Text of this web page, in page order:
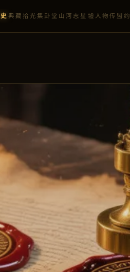
典藏 拾光集卦堂 山河志 星墟 人物传 盟约